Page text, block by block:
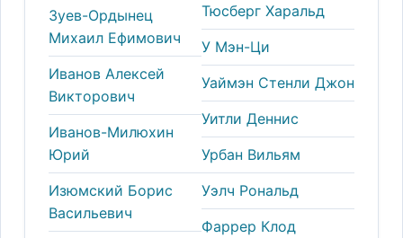
Зуев-Ордынец
Михаил Ефимович
Иванов Алексей
Викторович
Иванов-Милюхин
Юрий
Изюмский Борис
Васильевич
Тюсберг Харальд
У Мэн-Ци
Уаймэн Стенли Джон
Уитли Деннис
Урбан Вильям
Уэлч Рональд
Фаррер Клод